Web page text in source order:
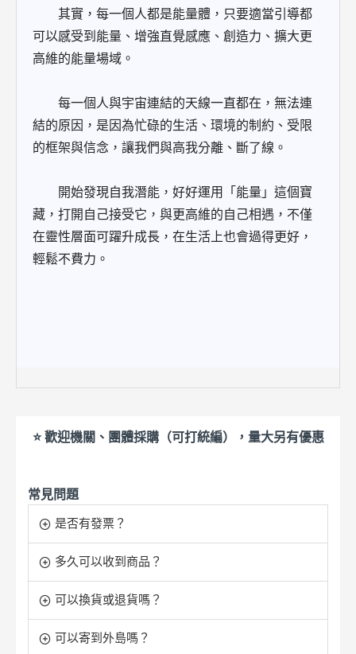
其實，每一個人都是能量體，只要適當引導都
可以感受到能量、增強直覺感應、創造力、擴大更
高維的能量場域。
每一個人與宇宙連結的天線一直都在，無法連
結的原因，是因為忙碌的生活、環境的制約、受限
的框架與信念，讓我們與高我分離、斷了線。
開始發現自我潛能，好好運用「能量」這個寶
藏，打開自己接受它，與更高維的自己相遇，不僅
在靈性層面可躍升成長，在生活上也會過得更好，
輕鬆不費力。
⭐ 歡迎機關、團體採購（可打統編），量大另有優惠
常見問題
是否有發票？
多久可以收到商品？
可以換貨或退貨嗎？
可以寄到外島嗎？